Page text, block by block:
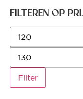
FILTEREN OP
Filter